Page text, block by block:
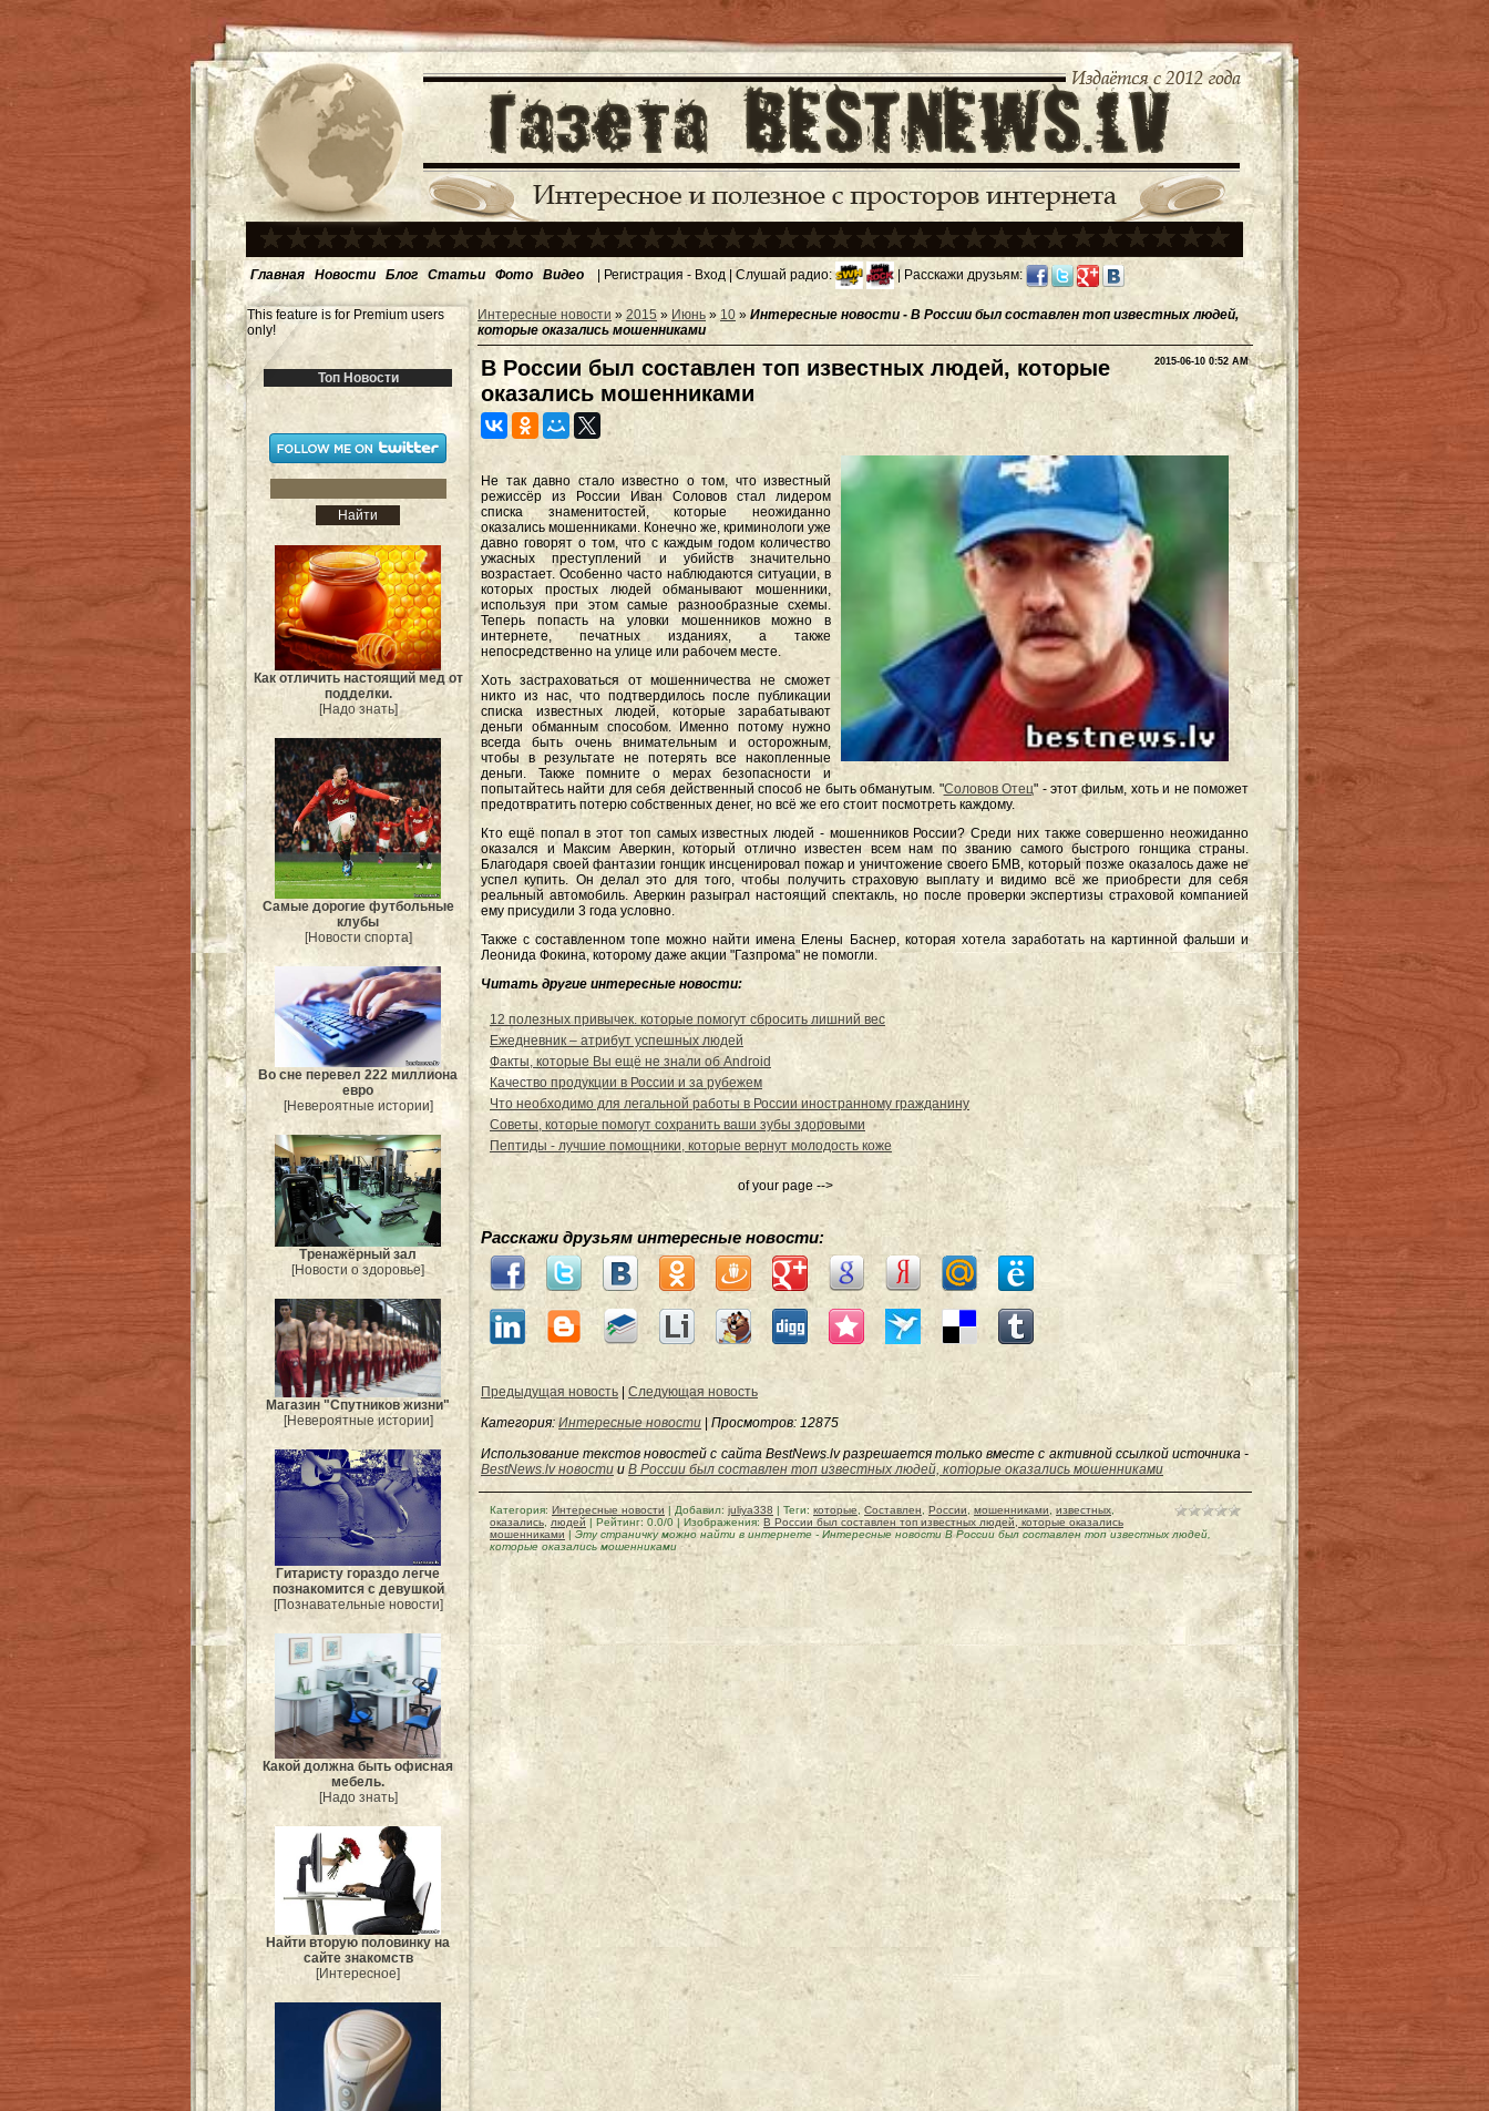
Главная Новости Блог Статьи Фото Видео | Регистрация - Вход | Слушай радио: | Расскажи друзьям:
This feature is for Premium users
only!
Топ Новости
Как отличить настоящий мед от
подделки.
[Надо знать]
Самые дорогие футбольные
клубы
[Новости спорта]
Во сне перевел 222 миллиона
евро
[Невероятные истории]
Тренажёрный зал
[Новости о здоровье]
Магазин "Спутников жизни"
[Невероятные истории]
Гитаристу гораздо легче
познакомится с девушкой
[Познавательные новости]
Какой должна быть офисная
мебель.
[Надо знать]
Найти вторую половинку на
сайте знакомств
[Интересное]
Интересные новости » 2015 » Июнь » 10 » Интересные новости - В России был составлен топ известных людей,
которые оказались мошенниками
2015-06-10 0:52 AM
В России был составлен топ известных людей, которые
оказались мошенниками
Не так давно стало известно о том, что известный
режиссёр из России Иван Соловов стал лидером
списка знаменитостей, которые неожиданно
оказались мошенниками. Конечно же, криминологи уже
давно говорят о том, что с каждым годом количество
ужасных преступлений и убийств значительно
возрастает. Особенно часто наблюдаются ситуации, в
которых простых людей обманывают мошенники,
используя при этом самые разнообразные схемы.
Теперь попасть на уловки мошенников можно в
интернете, печатных изданиях, а также
непосредственно на улице или рабочем месте.
Хоть застраховаться от мошенничества не сможет
никто из нас, что подтвердилось после публикации
списка известных людей, которые зарабатывают
деньги обманным способом. Именно потому нужно
всегда быть очень внимательным и осторожным,
чтобы в результате не потерять все накопленные
деньги. Также помните о мерах безопасности и
попытайтесь найти для себя действенный способ не быть обманутым. "Соловов Отец" - этот фильм, хоть и не поможет
предотвратить потерю собственных денег, но всё же его стоит посмотреть каждому.
Кто ещё попал в этот топ самых известных людей - мошенников России? Среди них также совершенно неожиданно
оказался и Максим Аверкин, который отлично известен всем нам по званию самого быстрого гонщика страны.
Благодаря своей фантазии гонщик инсценировал пожар и уничтожение своего БМВ, который позже оказалось даже не
успел купить. Он делал это для того, чтобы получить страховую выплату и видимо всё же приобрести для себя
реальный автомобиль. Аверкин разыграл настоящий спектакль, но после проверки экспертизы страховой компанией
ему присудили 3 года условно.
Также с составленном топе можно найти имена Елены Баснер, которая хотела заработать на картинной фальши и
Леонида Фокина, которому даже акции "Газпрома" не помогли.
Читать другие интересные новости:
12 полезных привычек. которые помогут сбросить лишний вес
Ежедневник – атрибут успешных людей
Факты, которые Вы ещё не знали об Android
Качество продукции в России и за рубежем
Что необходимо для легальной работы в России иностранному гражданину
Советы, которые помогут сохранить ваши зубы здоровыми
Пептиды - лучшие помощники, которые вернут молодость коже
of your page -->
Расскажи друзьям интересные новости:
Предыдущая новость
Следующая новость
Категория: Интересные новости Просмотров: 12875
Использование текстов новостей с сайта BestNews.lv разрешается только вместе с активной ссылкой источника -
BestNews.lv новости и В России был составлен топ известных людей, которые оказались мошенниками
Категория: Интересные новости | Добавил: juliya338 | Теги: которые Составлен России мошенниками известных
оказались
людей | Рейтинг: 0.0/0 | Изображения: В России был составлен топ известных людей, которые оказались
мошенниками | Эту страничку можно найти в интернете - Интересные новости В России был составлен топ известных людей,
которые оказались мошенниками